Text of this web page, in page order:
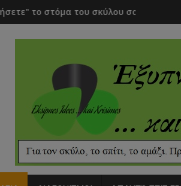
σας Το χάδι ενισχύει την σκέψη